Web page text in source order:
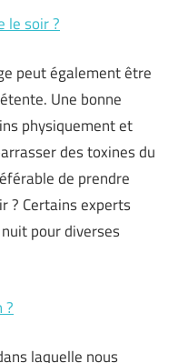
le soir ?
peut également être
Une bonne
physiquement et
des toxines du
de prendre
? Certains experts
pour diverses
?
laquelle nous